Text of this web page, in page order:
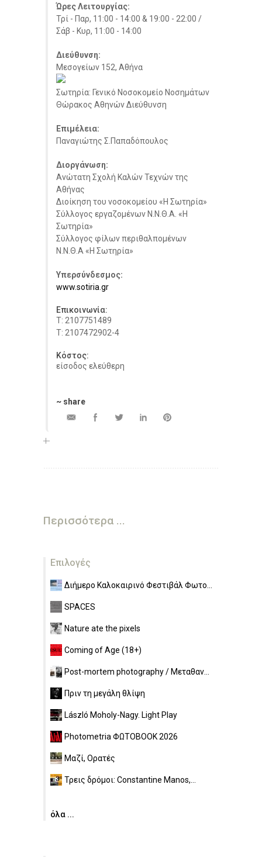
Ώρες Λειτουργίας:
Τρί - Παρ, 11:00 - 14:00 & 19:00 - 22:00 /
Σάβ - Κυρ, 11:00 - 14:00
Διεύθυνση:
Μεσογείων 152, Αθήνα
Σωτηρία: Γενικό Νοσοκομείο Νοσημάτων
Θώρακος Αθηνών Διεύθυνση
Επιμέλεια:
Παναγιώτης Σ.Παπαδόπουλος
Διοργάνωση:
Ανώτατη Σχολή Καλών Τεχνών της
Αθήνας
Διοίκηση του νοσοκομείου «Η Σωτηρία»
Σύλλογος εργαζομένων Ν.Ν.Θ.Α. «Η
Σωτηρία»
Σύλλογος φίλων περιθαλπομένων
Ν.Ν.Θ.Α «Η Σωτηρία»
Υπερσύνδεσμος:
www.sotiria.gr
Επικοινωνία:
Τ: 2107751489
Τ: 2107472902-4
Κόστος:
είσοδος ελεύθερη
~ share
Περισσότερα ...
Επιλογές
Διήμερο Καλοκαιρινό Φεστιβάλ Φωτο...
SPACES
Nature ate the pixels
Coming of Age (18+)
Post-mortem photography / Μεταθαν...
Πριν τη μεγάλη θλίψη
László Moholy-Nagy. Light Play
Photometria ΦΩΤΟBOOK 2026
Μαζί, Ορατές
Τρεις δρόμοι: Constantine Manos,...
όλα ...